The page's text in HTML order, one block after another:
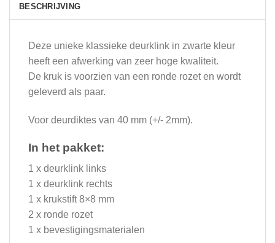
BESCHRIJVING
Deze unieke klassieke deurklink in zwarte kleur
heeft een afwerking van zeer hoge kwaliteit.
De kruk is voorzien van een ronde rozet en wordt
geleverd als paar.
Voor deurdiktes van 40 mm (+/- 2mm).
In het pakket:
1 x deurklink links
1 x deurklink rechts
1 x krukstift 8×8 mm
2 x ronde rozet
1 x bevestigingsmaterialen